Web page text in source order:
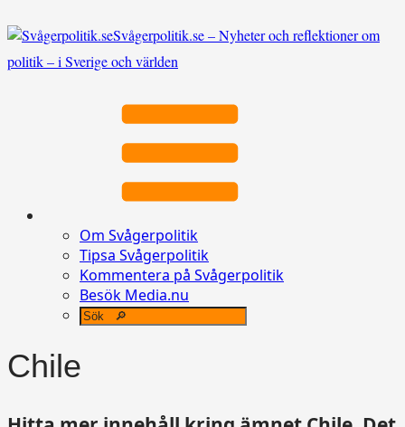
Svågerpolitik.se – Nyheter och reflektioner om
politik – i Sverige och världen
Om Svågerpolitik
Tipsa Svågerpolitik
Kommentera på Svågerpolitik
Besök Media.nu
Chile